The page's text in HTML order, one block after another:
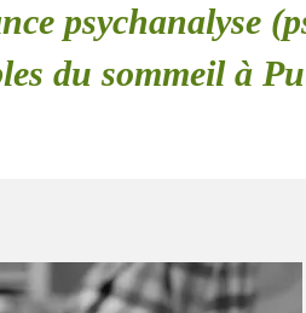
psychanalyse
du sommeil à